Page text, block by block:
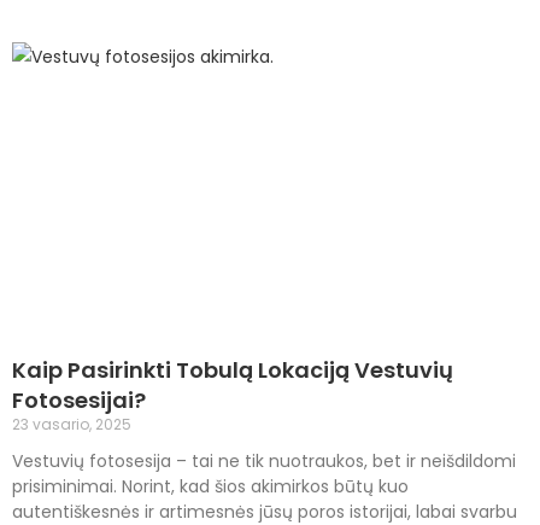
Kaip Pasirinkti Tobulą Lokaciją Vestuvių
Fotosesijai?
23 vasario, 2025
Vestuvių fotosesija – tai ne tik nuotraukos, bet ir neišdildomi
prisiminimai. Norint, kad šios akimirkos būtų kuo
autentiškesnės ir artimesnės jūsų poros istorijai, labai svarbu